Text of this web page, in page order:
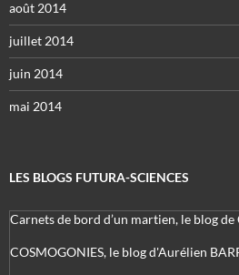
août 2014
juillet 2014
juin 2014
mai 2014
LES BLOGS FUTURA-SCIENCES
Carnets de bord d’un martien, le blog
COSMOGONIES, le blog d'Aurélien